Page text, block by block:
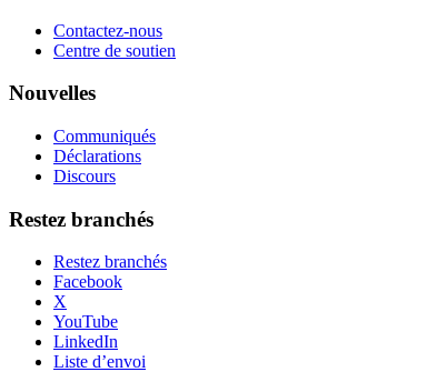
Contactez-nous
Centre de soutien
Nouvelles
Communiqués
Déclarations
Discours
Restez branchés
Restez branchés
Facebook
X
YouTube
LinkedIn
Liste d’envoi